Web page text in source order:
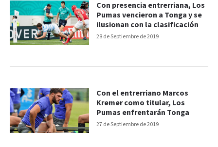
28 de Septiembre de 2019
Con presencia entrerriana, Los
Pumas vencieron a Tonga y se
ilusionan con la clasificación
27 de Septiembre de 2019
Con el entrerriano Marcos
Kremer como titular, Los
Pumas enfrentarán Tonga